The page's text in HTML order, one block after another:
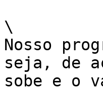
\
Nosso
seja, de
sobe e o